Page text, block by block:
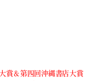
賞＆第四回沖縄書店大賞